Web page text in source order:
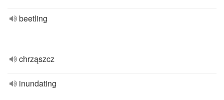
beetling
chrząszcz
inundating